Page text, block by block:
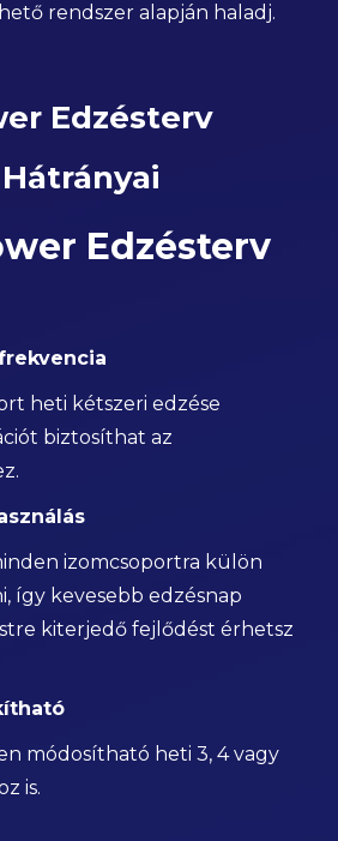
rendszer alapján haladj.
Edzésterv
Edzésterv
heti kétszeri edzése
biztosíthat az
izomcsoportra külön
így kevesebb edzésnap
kiterjedő fejlődést érhetsz
módosítható heti 3, 4 vagy
is.